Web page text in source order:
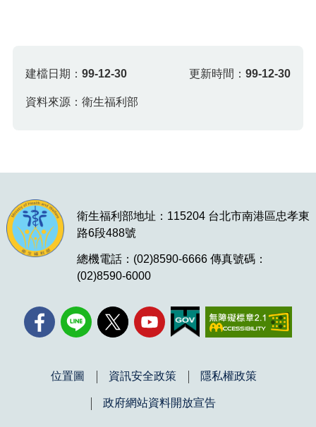
建檔日期：99-12-30 更新時間： 99-12-30
資料來源：衛生福利部
衛生福利部地址：115204 台北市南港區忠孝東
路6段488號
總機電話：(02)8590-6666 傳真號碼：
(02)8590-6000
位置圖 資訊安全政策 隱私權政策
政府網站資料開放宣告